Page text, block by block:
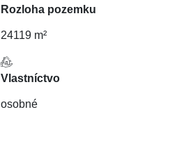
Rozloha pozemku
24119 m²
Vlastníctvo
osobné